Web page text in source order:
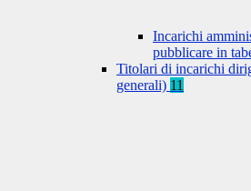
Incarichi
pubblicare in
Titolari di incarichi
generali) 11